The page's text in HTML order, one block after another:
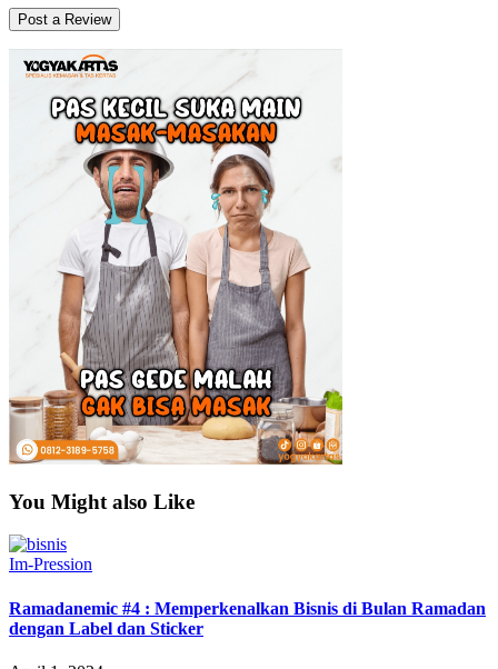
You Might also Like
Im-Pression
Ramadanemic #4 : Memperkenalkan Bisnis di Bulan Ramadan
dengan Label dan Sticker